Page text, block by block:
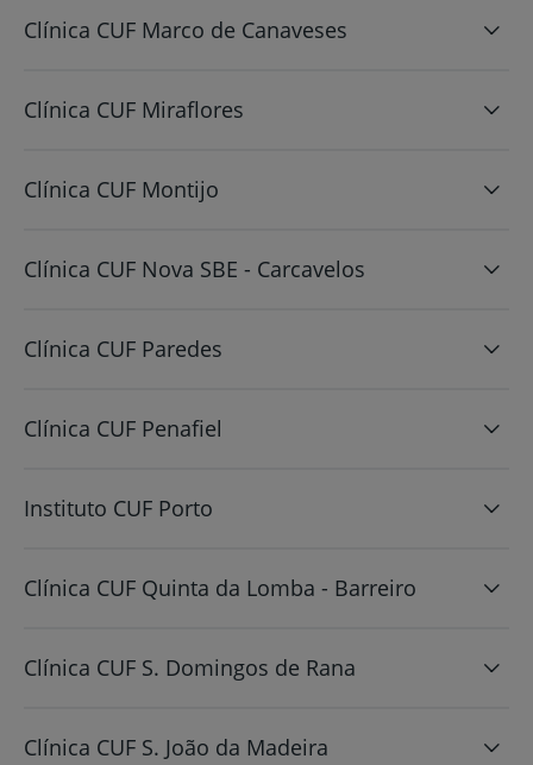
Clínica CUF Marco de Canaveses
Clínica CUF Miraflores
Clínica CUF Montijo
Clínica CUF Nova SBE - Carcavelos
Clínica CUF Paredes
Clínica CUF Penafiel
Instituto CUF Porto
Clínica CUF Quinta da Lomba - Barreiro
Clínica CUF S. Domingos de Rana
Clínica CUF S. João da Madeira